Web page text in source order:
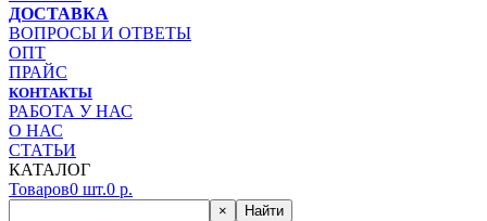
ДОСТАВКА
ВОПРОСЫ И ОТВЕТЫ
ОПТ
ПРАЙС
КОНТАКТЫ
РАБОТА У НАС
О НАС
СТАТЬИ
КАТАЛОГ
Товаров0 шт.0 р.
× Найти